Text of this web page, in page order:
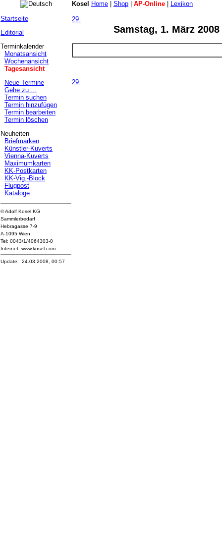
Kosel Home Shop AP-Online
Lexikon
Startseite
Editorial
Terminkalender
Monatsansicht
Wochenansicht
Tagesansicht
Neue Termine
Gehe zu ...
Termin suchen
Termin hinzufügen
Termin bearbeiten
Termin löschen
Neuheiten
Briefmarken
Künstler-Kuverts
Vienna-Kuverts
Maximumkarten
KK-Postkarten
KK-Vig.-Block
Flugpost
Kataloge
© Adolf Kosel KG
Sammlerbedarf
Hebragasse 7-9
A-1095 Wien
Tel: 0043/1/4064303-0
Internet: www.kosel.com
Update: 24.03.2008, 00:57
29.
Samstag, 1. März 2008
29.